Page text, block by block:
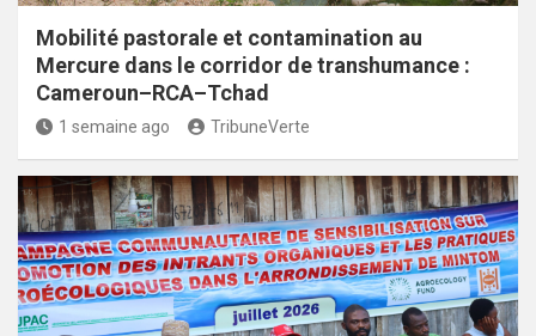
Mobilité pastorale et contamination au
Mercure dans le corridor de transhumance :
Cameroun–RCA–Tchad
1 semaine ago TribuneVerte